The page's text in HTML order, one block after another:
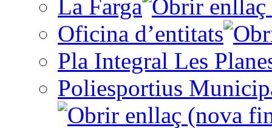
La Farga
Oficina d’entitats
Pla Integral Les
Poliesportius